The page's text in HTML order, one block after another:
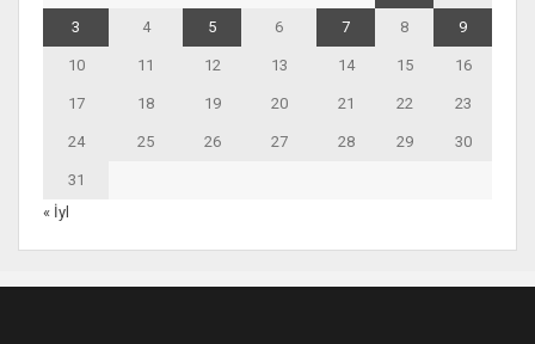
3 4 5 6 7 8 9
10 11 12 13 14 15 16
17 18 19 20 21 22 23
24 25 26 27 28 29 30
31
« İyl